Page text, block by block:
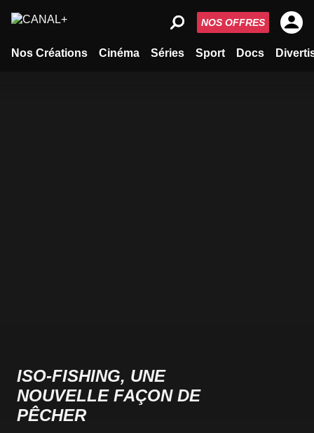
Nos Créations Cinéma Séries Sport Docs
NOS OFFRES
ISO-FISHING, UNE
NOUVELLE FAÇON DE
PÊCHER